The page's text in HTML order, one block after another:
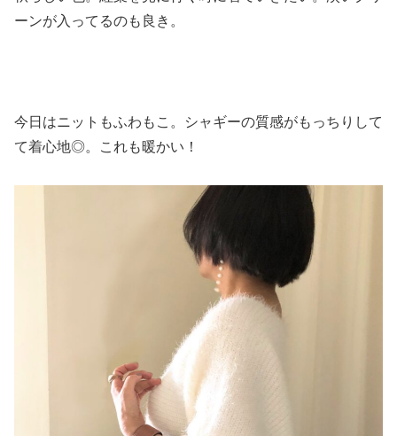
ーンが入ってるのも良き。
今日はニットもふわもこ。シャギーの質感がもっちりして
て着心地◎。これも暖かい！